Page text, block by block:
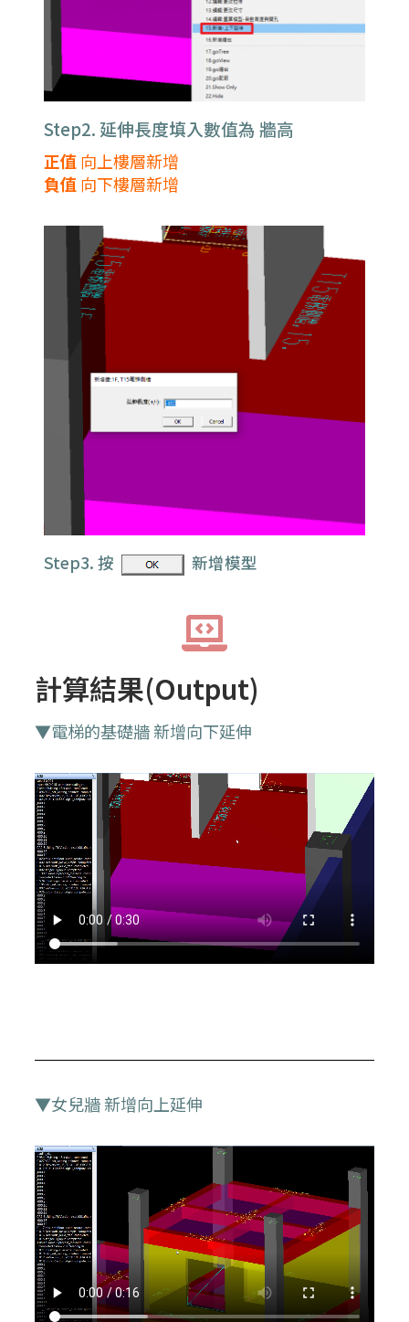
Step2. 延伸長度填入數值為 牆高
正值 向上樓層新增
負值 向下樓層新增
Step3. 按 新增模型
計算結果(Output)
▼電梯的基礎牆 新增向下延伸
▼女兒牆 新增向上延伸